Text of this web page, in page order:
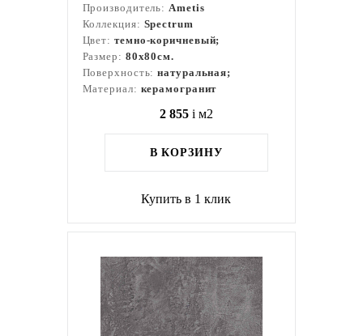
Производитель:Ametis
Коллекция: Spectrum
Цвет: темно-коричневый;
Размер: 80x80см.
Поверхность:натуральная;
Материал: керамогранит
2 855 i м2
В КОРЗИНУ
Купить в 1 клик